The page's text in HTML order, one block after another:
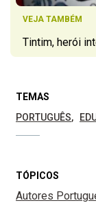
VEJA TAMBÉM
Tintim, herói
TEMAS
PORTUGUÊS
TÓPICOS
Autores